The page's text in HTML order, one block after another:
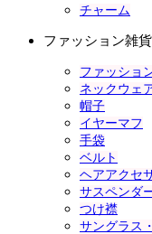
チャーム
ファッション雑貨
ファッショ
ネックウェ
帽子
イヤーマフ
手袋
ベルト
ヘアアクセ
サスペンダ
つけ襟
サングラス